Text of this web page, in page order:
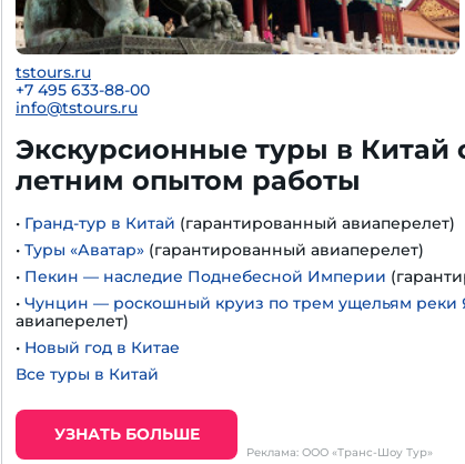
tstours.ru
+7 495 633-88-00
info@tstours.ru
Экскурсионные туры в Китай
летним опытом работы
• Гранд-тур в Китай (гарантированный авиаперелет)
• Туры «Аватар» (гарантированный авиаперелет)
• Пекин — наследие Поднебесной Империи
• Чунцин — роскошный круиз по трем ущельям реки
авиаперелет)
• Новый год в Китае
Все туры в Китай
УЗНАТЬ БОЛЬШЕ
Реклама: ООО «Транс-Шоу Тур»